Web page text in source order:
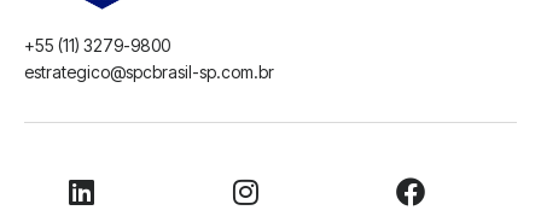
+55 (11) 3279-9800
estrategico@spcbrasil-sp.com.br